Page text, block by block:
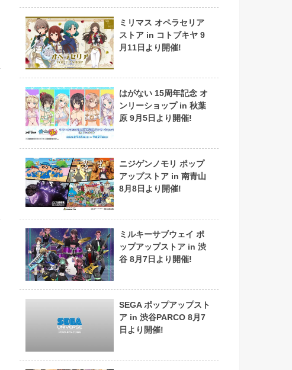
ミリマス オペラセリア
ストア in コトブキヤ 9
月11日より開催!
はがない 15周年記念 オ
ンリーショップ in 秋葉
原 9月5日より開催!
ニジゲンノモリ ポップ
アップストア in 南青山
8月8日より開催!
ミルキーサブウェイ ポ
ップアップストア in 渋
谷 8月7日より開催!
SEGA ポップアップスト
ア in 渋谷PARCO 8月7
日より開催!